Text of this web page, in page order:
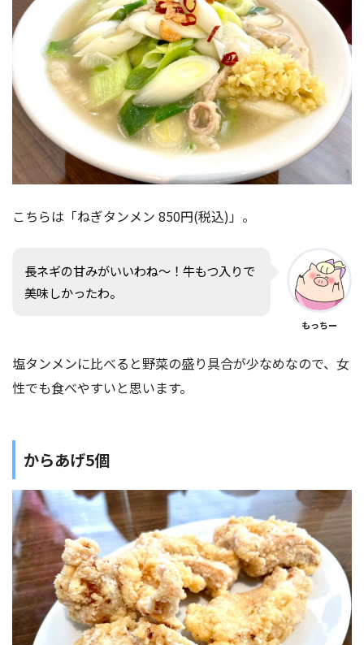
こちらは「ねぎタンメン 850円(税込)」。
長ネギの甘みがいいわね〜！牛もつ入りで
美味しかったわ。
もっちー
塩タンメンに比べると野菜の盛り具合が少なめなので、女
性でも食べやすいと思います。
からあげ5個